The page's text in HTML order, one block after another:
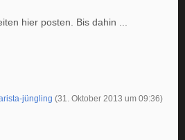
hier posten. Bis dahin ...
jüngling (31. Oktober 2013 um 09:36)